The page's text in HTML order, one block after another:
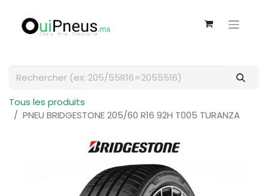
Tous les produits
PNEU BRIDGESTONE 205/60 R16 92H T005 TURANZA